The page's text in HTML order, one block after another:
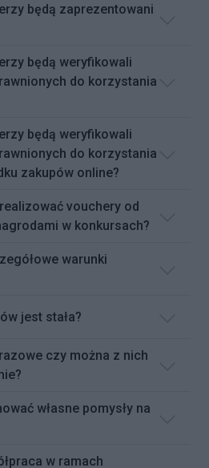
będą zaprezentowani
będą weryfikowali
do korzystania
będą weryfikowali
do korzystania
zakupów online?
vouchery od
w konkursach?
warunki
jest stała?
czy można z nich
własne pomysły na
w ramach